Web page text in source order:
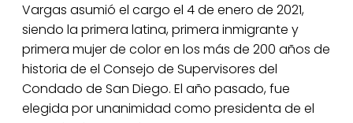
Vargas asumió el cargo el 4 de enero de 2021,
siendo la primera latina, primera inmigrante y
primera mujer de color en los más de 200 años de
historia de el Consejo de Supervisores del
Condado de San Diego. El año pasado, fue
elegida por unanimidad como presidenta de el